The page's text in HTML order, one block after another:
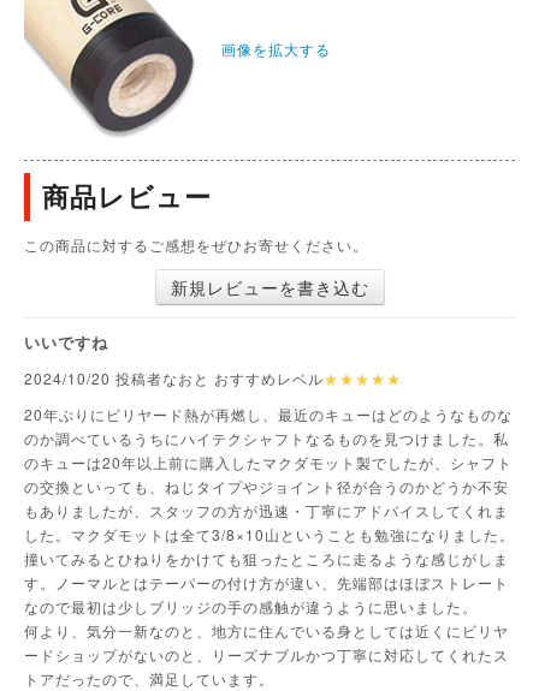
画像を拡大する
商品レビュー
この商品に対するご感想をぜひお寄せください。
新規レビューを書き込む
いいですね
2024/10/20 投稿者なおと おすすめレベル★★★★★
20年ぶりにビリヤード熱が再燃し、最近のキューはどのようなものな
のか調べているうちにハイテクシャフトなるものを見つけました。私
のキューは20年以上前に購入したマクダモット製でしたが、シャフト
の交換といっても、ねじタイプやジョイント径が合うのかどうか不安
もありましたが、スタッフの方が迅速・丁寧にアドバイスしてくれま
した。マクダモットは全て3/8×10山ということも勉強になりました。
撞いてみるとひねりをかけても狙ったところに走るような感じがしま
す。ノーマルとはテーパーの付け方が違い、先端部はほぼストレート
なので最初は少しブリッジの手の感触が違うように思いました。
何より、気分一新なのと、地方に住んでいる身としては近くにビリヤ
ードショップがないのと、リーズナブルかつ丁寧に対応してくれたス
トアだったので、満足しています。